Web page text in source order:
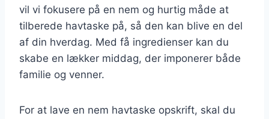
vil vi fokusere på en nem og hurtig måde at
tilberede havtaske på, så den kan blive en del
af din hverdag. Med få ingredienser kan du
skabe en lækker middag, der imponerer både
familie og venner.
For at lave en nem havtaske opskrift, skal du